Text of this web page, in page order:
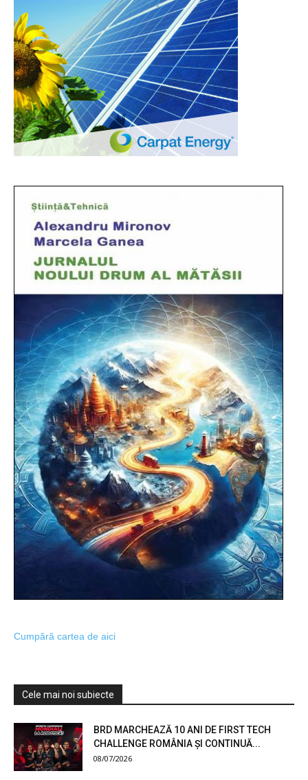
Cumpără cartea de aici
Cele mai noi subiecte
BRD MARCHEAZĂ 10 ANI DE FIRST TECH
CHALLENGE ROMÂNIA ȘI CONTINUĂ...
08/07/2026